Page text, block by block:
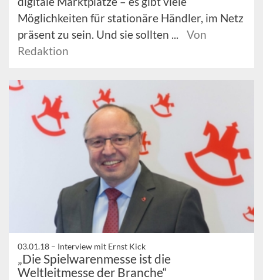
Möglichkeiten für stationäre Händler, im Netz
präsent zu sein. Und sie sollten ...
Von
Redaktion
03.01.18 – Interview mit Ernst Kick
„Die Spielwarenmesse ist die
Weltleitmesse der Branche“